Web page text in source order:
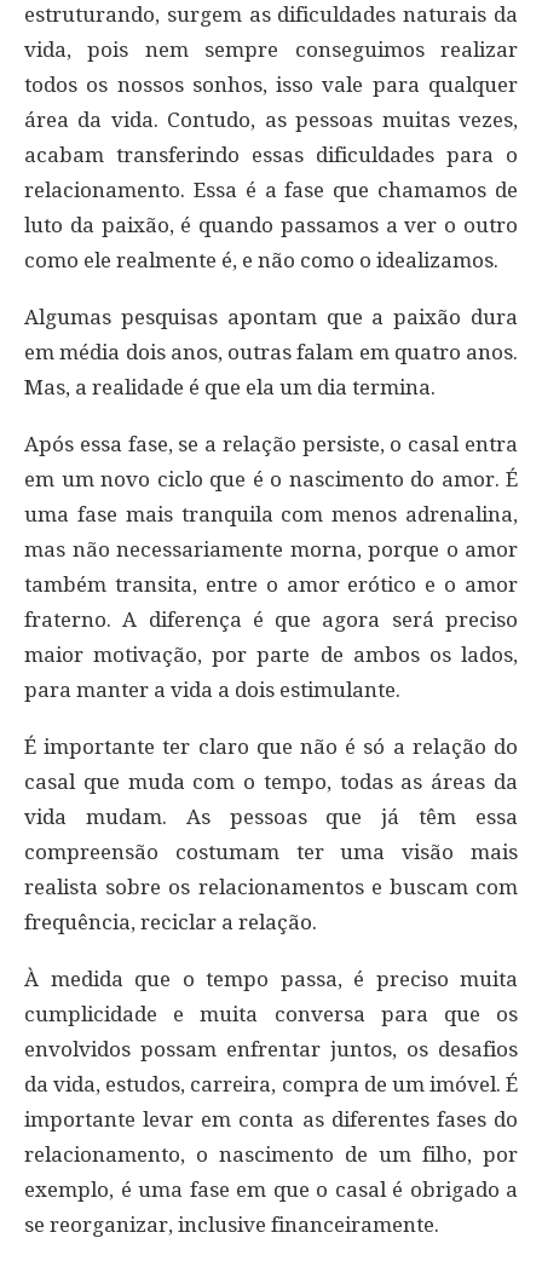
estruturando, surgem as dificuldades naturais da
vida, pois nem sempre conseguimos realizar
todos os nossos sonhos, isso vale para qualquer
área da vida. Contudo, as pessoas muitas vezes,
acabam transferindo essas dificuldades para o
relacionamento. Essa é a fase que chamamos de
luto da paixão, é quando passamos a ver o outro
como ele realmente é, e não como o idealizamos.
Algumas pesquisas apontam que a paixão dura
em média dois anos, outras falam em quatro anos.
Mas, a realidade é que ela um dia termina.
Após essa fase, se a relação persiste, o casal entra
em um novo ciclo que é o nascimento do amor. É
uma fase mais tranquila com menos adrenalina,
mas não necessariamente morna, porque o amor
também transita, entre o amor erótico e o amor
fraterno. A diferença é que agora será preciso
maior motivação, por parte de ambos os lados,
para manter a vida a dois estimulante.
É importante ter claro que não é só a relação do
casal que muda com o tempo, todas as áreas da
vida mudam. As pessoas que já têm essa
compreensão costumam ter uma visão mais
realista sobre os relacionamentos e buscam com
frequência, reciclar a relação.
À medida que o tempo passa, é preciso muita
cumplicidade e muita conversa para que os
envolvidos possam enfrentar juntos, os desafios
da vida, estudos, carreira, compra de um imóvel. É
importante levar em conta as diferentes fases do
relacionamento, o nascimento de um filho, por
exemplo, é uma fase em que o casal é obrigado a
se reorganizar, inclusive financeiramente.